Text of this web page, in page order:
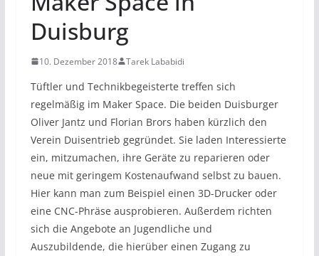
Duisburg
10. Dezember 2018 Tarek Lababidi
Tüftler und Technikbegeisterte treffen sich
regelmäßig im Maker Space. Die beiden Duisburger
Oliver Jantz und Florian Brors haben kürzlich den
Verein Duisentrieb gegründet. Sie laden Interessierte
ein, mitzumachen, ihre Geräte zu reparieren oder
neue mit geringem Kostenaufwand selbst zu bauen.
Hier kann man zum Beispiel einen 3D-Drucker oder
eine CNC-Phräse ausprobieren. Außerdem richten
sich die Angebote an Jugendliche und
Auszubildende, die hierüber einen Zugang zu